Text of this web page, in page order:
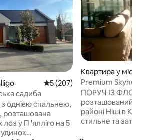
Середня оцінка: 5 з 5,
5 (207)
садиба
однією спальнею,
розташована
у П 'ялліго на 5
Квартира у місті
Premium
Краєвиди!
ПОРУЧ ІЗ
розташований
районі Ніші в
стильне та